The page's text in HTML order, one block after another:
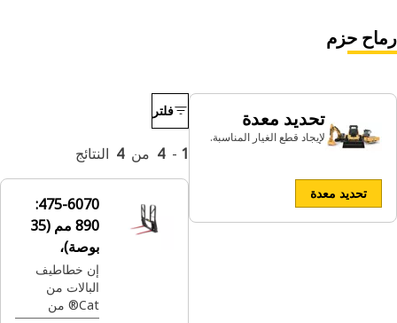
رماح حزم
تحديد معدة
لإيجاد قطع الغيار المناسبة.
تحديد معدة
فلتر
1
-
4 من 4 النتائج
475-6070:
890 مم (35
بوصة)،
مزدوجة
السنون
إن خطاطيف
البالات من
Cat® من